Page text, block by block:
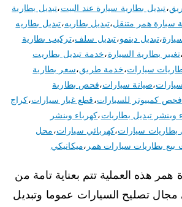
،تبديل بطارية سيارة عند البيت،تبديل بطارية
سيارة همر متنقل،تبديل بطاريه،تبديل بطاريه
،تبديل دينمو،تبديل سلف،تركيب بطارية
،تغيير بطارية السيارة،خدمة تبديل بطاريت
سيارات،خدمة طريق،سعر بطارية
،صيانة سيارات،فحص بطارية
فحص كمبيوتر للسيارات،قطع غيار سيارات،كراج
وبنشر تبديل بطاريات،كهرباء وبنشر
بطاريات سيارات،كهربائي سيارات،محل
بيع بطاريات سيارات همر ،ميكانيكي
همر هذه العملية تتم بعناية تامة من
تصليح السيارات عموما وتبديل